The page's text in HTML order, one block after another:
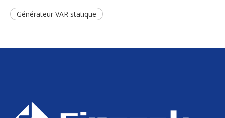
Générateur VAR statique